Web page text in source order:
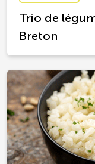
Trio de
Breton